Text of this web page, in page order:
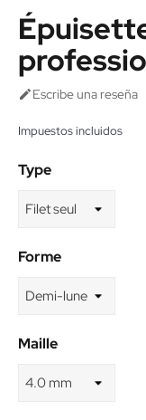
Escribe una reseña
Impuestos incluidos
Type
Forme
Maille